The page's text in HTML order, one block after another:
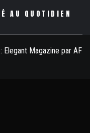
AU QUOTIDIEN
Elegant Magazine par AF